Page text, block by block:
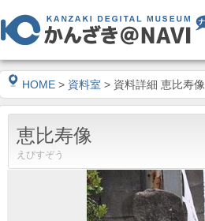
HOME > 資料室 > 資料詳細 恵比寿像
恵比寿像
えびすぞう